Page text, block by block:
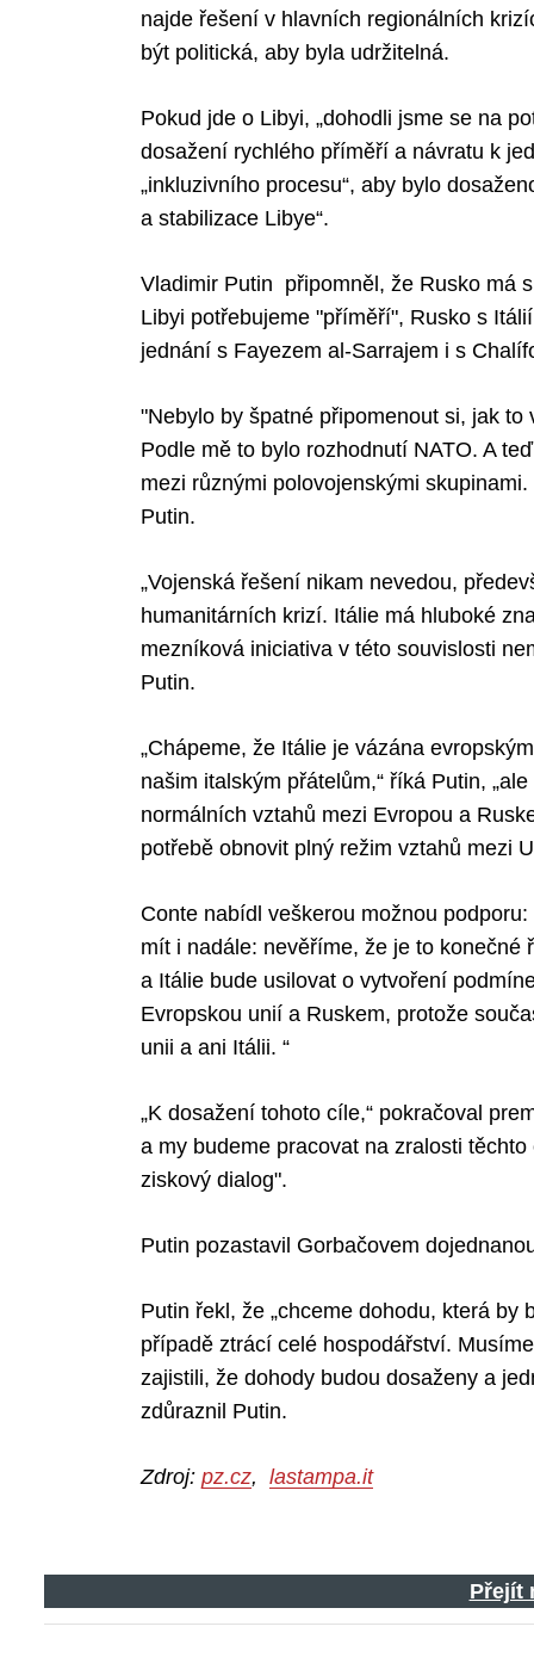
najde řešení v hlavních regionálních
být politická, aby byla udržitelná.
Pokud jde o Libyi, „dohodli jsme se na
dosažení rychlého příměří a návratu k
„inkluzivního procesu“, aby bylo
a stabilizace Libye“.
Vladimir Putin připomněl, že Rusko má
Libyi potřebujeme "příměří", Rusko s
jednání s Fayezem al-Sarrajem i s
"Nebylo by špatné připomenout si, jak
Podle mě to bylo rozhodnutí NATO. A
mezi různými polovojenskými
Putin.
„Vojenská řešení nikam nevedou,
humanitárních krizí. Itálie má hluboké
mezníková iniciativa v této souvislosti
Putin.
„Chápeme, že Itálie je vázána
našim italským přátelům,“ říká Putin,
normálních vztahů mezi Evropou a
potřebě obnovit plný režim vztahů mezi
Conte nabídl veškerou možnou
mít i nadále: nevěříme, že je to konečné
a Itálie bude usilovat o vytvoření
Evropskou unií a Ruskem, protože
unii a ani Itálii. “
„K dosažení tohoto cíle,“ pokračoval
a my budeme pracovat na zralosti
ziskový dialog".
Putin pozastavil Gorbačovem
Putin řekl, že „chceme dohodu, která
případě ztrácí celé hospodářství.
zajistili, že dohody budou dosaženy a
zdůraznil Putin.
Zdroj: pz.cz, lastampa.it
Přejít
Search